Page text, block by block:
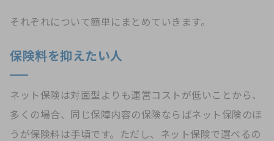
それぞれについて簡単にまとめていきます。
保険料を抑えたい人
ネット保険は対面型よりも運営コストが低いことから、
多くの場合、同じ保障内容の保険ならばネット保険のほ
うが保険料は手頃です。ただし、ネット保険で選べるの